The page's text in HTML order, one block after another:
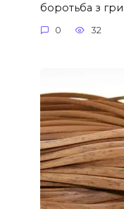
боротьба з
0 32